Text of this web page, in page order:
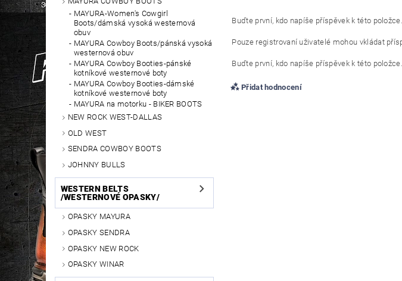
MAYURA-Women's Cowgirl
Boots/dámská vysoká westernová
obuv
MAYURA Cowboy Boots/pánská vysoká
westernová obuv
MAYURA Cowboy Booties-pánské
kotníkové westernové boty
MAYURA Cowboy Booties-dámské
kotníkové westernové boty
MAYURA na motorku - BIKER BOOTS
NEW ROCK WEST-DALLAS
OLD WEST
SENDRA COWBOY BOOTS
JOHNNY BULLS
WESTERN BELTS
/WESTERNOVÉ OPASKY/
OPASKY MAYURA
OPASKY SENDRA
OPASKY NEW ROCK
OPASKY WINAR
Buďte první, kdo napíše příspěvek k této položce.
Pouze registrovaní uživatelé mohou vkládat
Buďte první, kdo napíše příspěvek k této položce.
Přidat hodnocení